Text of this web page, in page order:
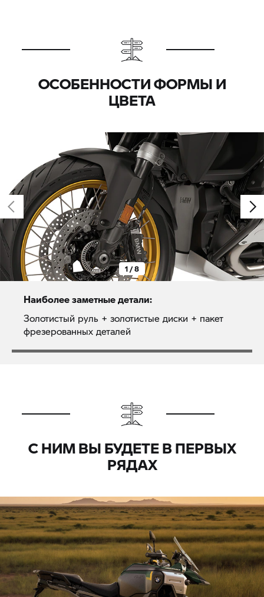
ОСОБЕННОСТИ ФОРМЫ И
ЦВЕТА
1 / 8
Наиболее заметные детали:
Золотистый руль + золотистые диски + пакет
фрезерованных деталей
С НИМ ВЫ БУДЕТЕ В ПЕРВЫХ
РЯДАХ